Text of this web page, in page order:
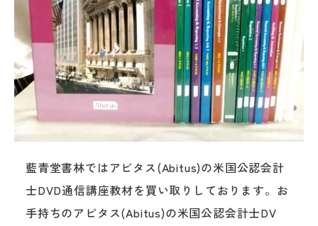
藍青堂書林ではアビタス(Abitus)の米国公認会計
士DVD通信講座教材を買い取りしております。お
手持ちのアビタス(Abitus)の米国公認会計士DV